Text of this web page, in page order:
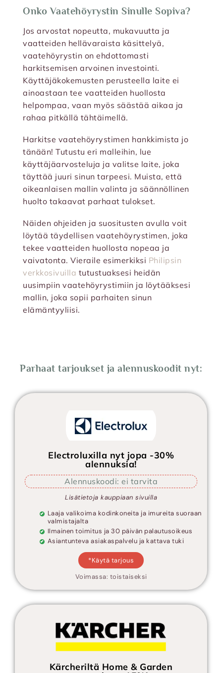
Onko Vaatehöyrystin Sinulle Sopiva?
Jos arvostat nopeutta, mukavuutta ja
vaatteiden hellävaraista käsittelyä,
vaatehöyrystin on ehdottomasti
harkitsemisen arvoinen investointi.
Käyttäjäkokemusten perusteella laite ei
ainoastaan tee vaatteiden huollosta
helpompaa, vaan myös säästää aikaa ja
rahaa pitkällä tähtäimellä.
Harkitse vaatehöyrystimen hankkimista jo
tänään! Tutustu eri malleihin, lue
käyttäjäarvosteluja ja valitse laite, joka
täyttää juuri sinun tarpeesi. Muista, että
oikeanlaisen mallin valinta ja säännöllinen
huolto takaavat parhaat tulokset.
Näiden ohjeiden ja suositusten avulla voit
löytää täydellisen vaatehöyrystimen, joka
tekee vaatteiden huollosta nopeaa ja
vaivatonta. Vieraile esimerkiksi Philipsin
verkkosivuilla tutustuaksesi heidän
uusimpiin vaatehöyrystimiin ja löytääksesi
mallin, joka sopii parhaiten sinun
elämäntyyliisi.
Parhaat tarjoukset ja alennuskoodit nyt:
Electroluxilla nyt jopa -30%
alennuksia!
Alennuskoodi: ei tarvita
Lisätietoja kauppiaan sivuilla
Laaja valikoima kodinkoneita ja imureita suoraan
valmistajalta
Ilmainen toimitus ja 30 päivän palautusoikeus
Asiantunteva asiakaspalvelu ja kattava tuki
*Käytä tarjous
Voimassa: toistaiseksi
Kärcheriltä Home & Garden